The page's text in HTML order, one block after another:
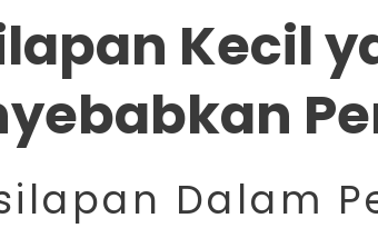
Kecil
Dalam